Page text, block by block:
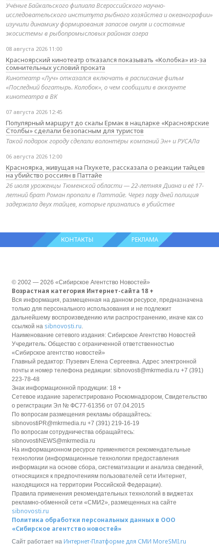
Учёные Байкальского филиала Всероссийского научно-
исследовательского института рыбного хозяйства и океанографии»
изучили динамику формирования запасов омуля и состояние
экосистемы в рыбопромысловых районах озера
08 августа 2026 11:00
Красноярский кинотеатр отказался показывать «Колобка» из-за
сомнительных условий проката
Кинотеатр «Луч» отказался включать в расписание фильм
«Последний богатырь. Колобок», о чем сообщили в аккаунте
кинотеатра в ВК
07 августа 2026 12:45
Популярный маршрут до скалы Ермак в нацпарке «Красноярские
Столбы» сделали безопасным для туристов
Такой подарок городу сделали волонтёры компаний Эн+ и РУСАЛа
06 августа 2026 12:00
Красноярка, живущая на Пхукете, рассказала о реакции тайцев
на убийство россиян в Паттайе
26 июля уроженцы Тюменской области — 22-летняя Диана и её 17-
летний брат Роман пропали в Паттайе. Через пару дней полиция
задержала двух тайцев, которые признались в убийстве
КОНТАКТЫ РЕКЛАМА
© 2002 — 2026 «Сибирское Агентство Новостей»
Возрастная категория Интернет-сайта 18 +
Вся информация, размещенная на данном ресурсе, предназначена
только для персонального использования и не подлежит
дальнейшему воспроизведению или распространению, иначе как со
ссылкой на sibnovosti.ru
Наименование сетевого издания: Сибирское Агентство Новостей
Учредитель: Общество с ограниченной ответственностью
«Сибирское агентство новостей»
Главный редактор: Пузевич Елена Сергеевна. Адрес электронной
почты и номер телефона редакции: sibnovosti@mkrmedia.ru +7 (391)
223-78-48
Знак информационной продукции: 18 +
Сетевое издание зарегистрировано Роскомнадзором, Свидетельство
о регистрации Эл № ФС77-61356 от 07.04.2015
По вопросам размещения рекламы обращайтесь:
sibnovostiPR@mkrmedia.ru +7 (391) 219-16-19
По вопросам сотрудничества обращайтесь:
sibnovostiNEWS@mkrmedia.ru
На информационном ресурсе применяются рекомендательные
технологии (информационные технологии предоставления
информации на основе сбора, систематизации и анализа сведений,
относящихся к предпочтениям пользователей сети Интернет,
находящихся на территории Российской Федерации).
Правила применения рекомендательных технологий в виджетах
рекламно-обменной сети «СМИ2», размещенных на сайте
sibnovosti.ru
Политика обработки персональных данных в ООО
«Сибирское агентство новостей»
Сайт работает на Интернет-Платформе для СМИ MoreSMI.ru